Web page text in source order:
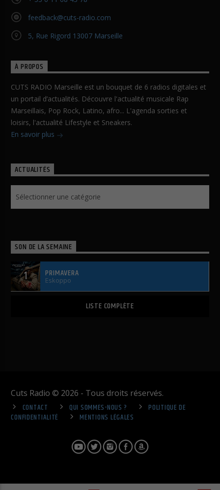
feedback@cuts-radio.com
5, Rue Rigord 13007 Marseille
À PROPOS
CUTS RADIO Marseille est un bouquet de 6 radios digitales et
un portail d’actualités. Découvre l'actualité musicale Rap
Marseillais, Pop Rock, Latino, afro... L'agenda sorties et
loisirs, l'actualité Lifestyle et Sneakers.
En savoir plus
ACTUALITÉS
SON DE LA SEMAINE
1 PRIMAVERA
Eskoppo
LISTE COMPLÈTE
Cuts Radio © 2026 - Tous droits réservés.
CONTACT
QUI SOMMES-NOUS ?
POLITIQUE DE
CONFIDENTIALITÉ
MENTIONS LÉGALES